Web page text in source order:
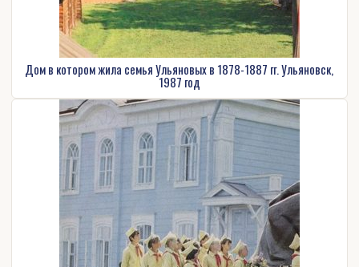
Дом в котором жила семья Ульяновых в 1878-1887 гг. Ульяновск,
1987 год